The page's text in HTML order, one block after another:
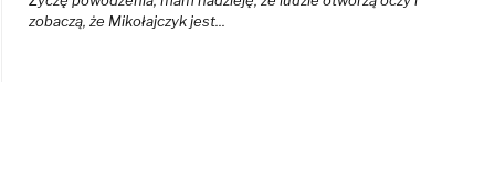
zobaczą, że Mikołajczyk jest...